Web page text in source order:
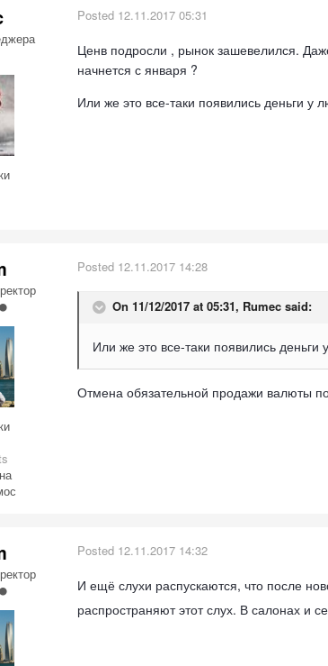
Posted 12.11.2017 05:31
Ценв подросли , рынок зашевелился.
начнется с января ?
Или же это все-таки появились деньги
Posted 12.11.2017 14:28
On 11/12/2017 at 05:31, Rumec said:
Или же это все-таки появились
Отмена обязательной продажи валюты
Posted 12.11.2017 14:32
И ещё слухи распускаются, что после
распространяют этот слух. В салонах и